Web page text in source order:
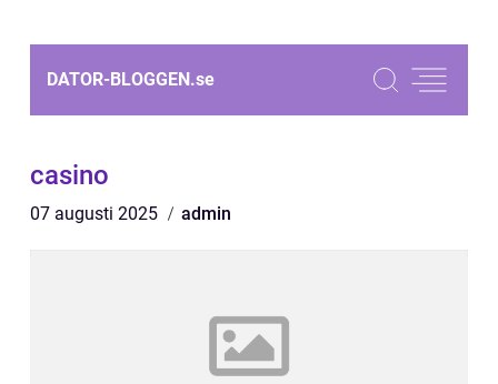
DATOR-BLOGGEN.se
casino
07 augusti 2025 admin